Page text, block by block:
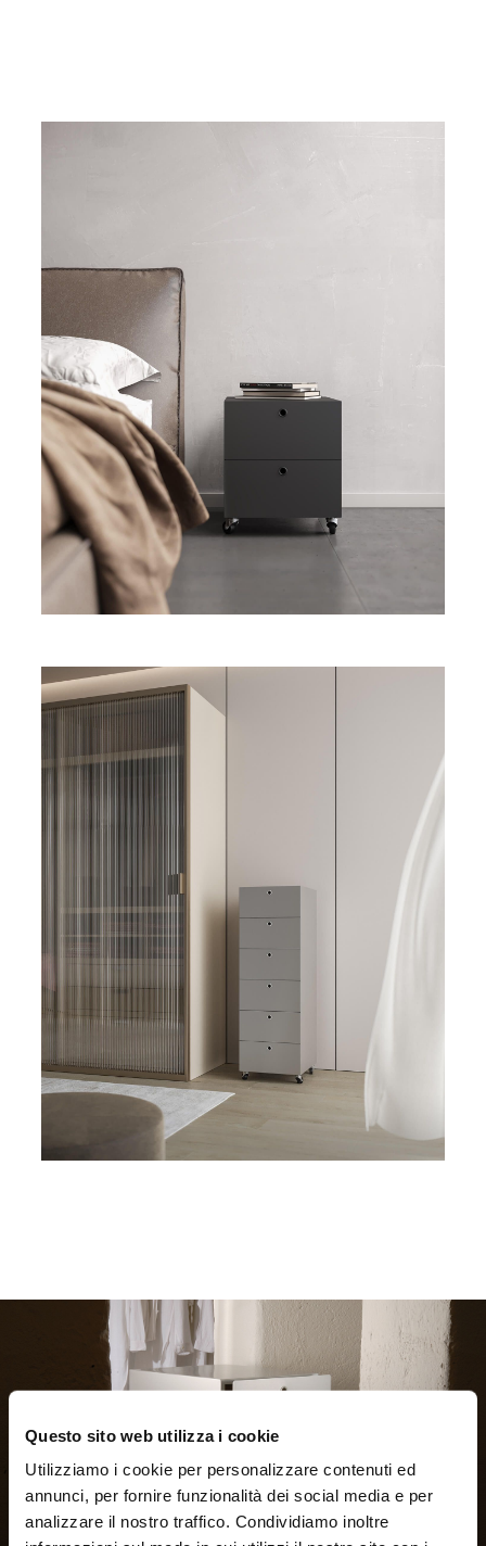
Questo sito web utilizza i cookie
Utilizziamo i cookie per personalizzare contenuti ed
annunci, per fornire funzionalità dei social media e per
analizzare il nostro traffico. Condividiamo inoltre